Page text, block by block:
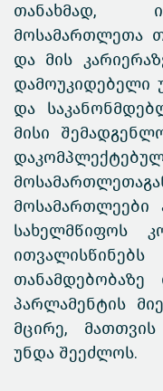
თანახმად,
მოსამართლეთა
და მის
დამოუკიდებელი
და
მისი
მოსამართლეები
სახელმწიფოს
პარლამენტის
მცირე, მათთვის
უნდა შეეძლოს.